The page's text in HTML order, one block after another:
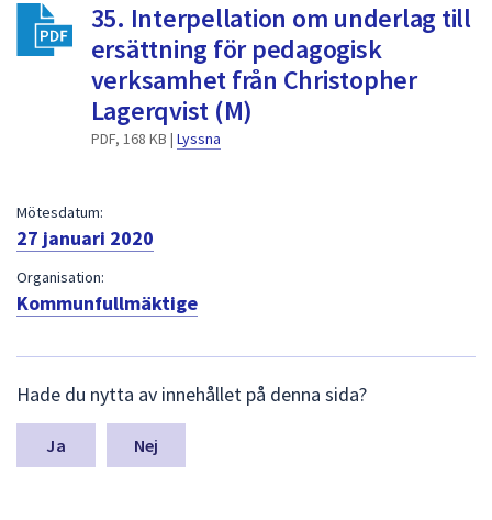
välja
något
av
35. Interpellation om underlag till
ersättning för pedagogisk
verksamhet från Christopher
Lagerqvist (M)
PDF, 168 KB | Lyssna
Mötesdatum:
27 januari 2020
Organisation:
Kommunfullmäktige
ä
m
a
Hade du nytta av innehållet på denna sida?
Nej